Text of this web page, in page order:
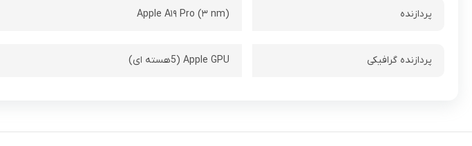
پردازنده Apple A۱۹ Pro (۳ nm)
پردازنده گرافیکی Apple GPU (5هسته ای)